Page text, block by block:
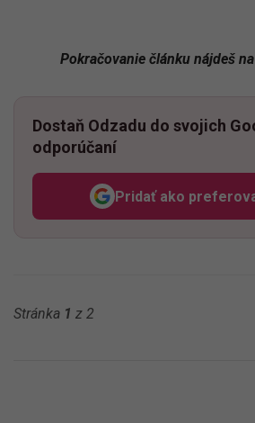
Pokračovanie článku nájdeš
Dostaň Odzadu do svojich
odporúčaní
Pridať ako
Stránka 1 z 2